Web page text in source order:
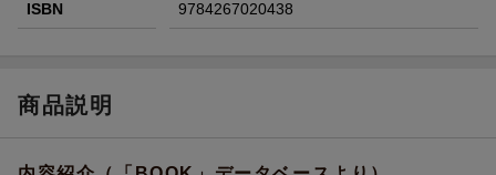
ISBN 9784267020438
商品説明